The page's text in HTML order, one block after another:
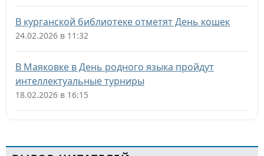
В курганской библиотеке отметят День кошек
24.02.2026 в 11:32
В Маяковке в День родного языка пройдут
интеллектуальные турниры
18.02.2026 в 16:15